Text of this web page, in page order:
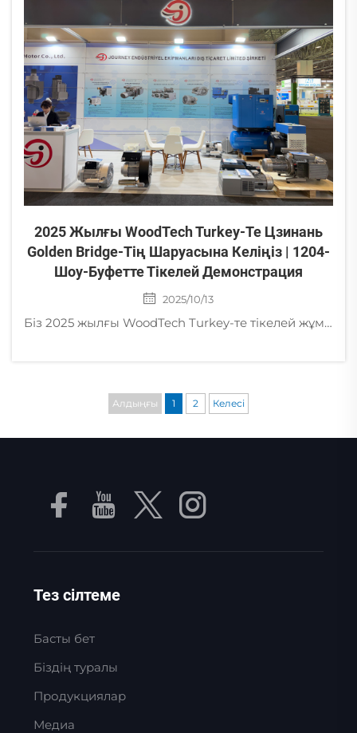
2025 Жылғы WoodTech Turkey-Те Цзинань
Golden Bridge-Тің Шаруасына Келіңіз | 1204-
Шоу-Буфетте Тікелей Демонстрация
2025/10/13
Біз 2025 жылғы WoodTech Turkey-те тікелей жұмыс істейміз – Жабдықтарымыздың жұмысын көріңіз! Цзинань Golden Bridge Precision Machinery компаниясы 2025 жылғы Стамбулдағы WoodTech Turkey-ге қатысуға қуанышты! Қазан айының 11–15-іне дейін біздің ... нөмірлі стендімізге келіңіз
Алдыңғы 1 2 Келесі
Тез сілтеме
Басты бет
Біздің туралы
Продукциялар
Медиа